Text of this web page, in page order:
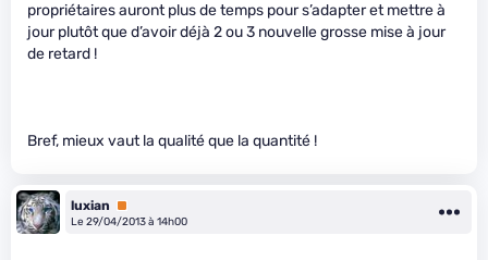
propriétaires auront plus de temps pour s’adapter et mettre à
jour plutôt que d’avoir déjà 2 ou 3 nouvelle grosse mise à jour
de retard !
Bref, mieux vaut la qualité que la quantité !
luxian
Premium
Le 29/04/2013 à 14h00